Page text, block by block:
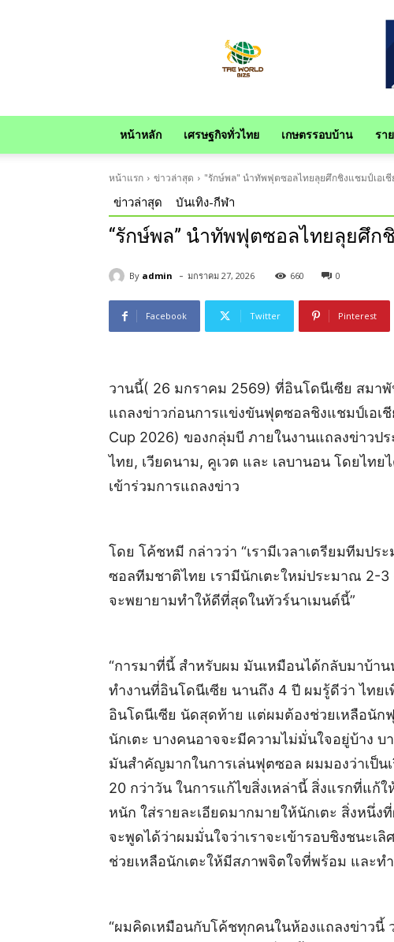
หน้าหลัก เศรษฐกิจทั่วไทย เกษตรรอบบ้าน รา
หน้าแรก ข่าวล่าสุด "รักษ์พล" นำทัพฟุตซอลไทยลุยศึกชิงแชมป์เอเ
ข่าวล่าสุด บันเทิง-กีฬา
“รักษ์พล” นำทัพฟุตซอลไทยลุยศึก
By admin - มกราคม 27, 2026 660 0
Facebook Twitter Pinterest
วานนี้( 26 มกราคม 2569) ที่อินโดนีเซีย สมา
แถลงข่าวก่อนการแข่งขันฟุตซอลชิงแชมป์เอเ
Cup 2026) ของกลุ่มบี ภายในงานแถลงข่าวป
ไทย, เวียดนาม, คูเวต และ เลบานอน โดยไท
เข้าร่วมการแถลงข่าว
โดย โค้ชหมี กล่าวว่า “เรามีเวลาเตรียมทีมป
ซอลทีมชาติไทย เรามีนักเตะใหม่ประมาณ 2-3
จะพยายามทำให้ดีที่สุดในทัวร์นาเมนต์นี้”
“การมาที่นี้ สำหรับผม มันเหมือนได้กลับมาบ้า
ทำงานที่อินโดนีเซีย นานถึง 4 ปี ผมรู้ดีว่า ไทย
อินโดนีเซีย นัดสุดท้าย แต่ผมต้องช่วยเหลือนัก
นักเตะ บางคนอาจจะมีความไม่มั่นใจอยู่บ้าง บ
มันสำคัญมากในการเล่นฟุตซอล ผมมองว่าเป็น
20 กว่าวัน ในการแก้ไขสิ่งเหล่านี้ สิ่งแรกที่แก้
หนัก ใส่รายละเอียดมากมายให้นักเตะ สิ่งหนึ่ง
จะพูดได้ว่าผมมั่นใจว่าเราจะเข้ารอบชิงชนะ
ช่วยเหลือนักเตะให้มีสภาพจิตใจที่พร้อม และ
“ผมคิดเหมือนกับโค้ชทุกคนในห้องแถลงข่าวนี้